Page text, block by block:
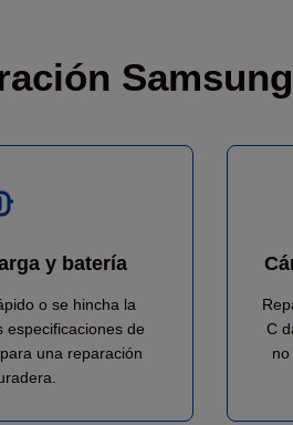
Samsung
y batería
o se hincha la
especificaciones de
una reparación
C